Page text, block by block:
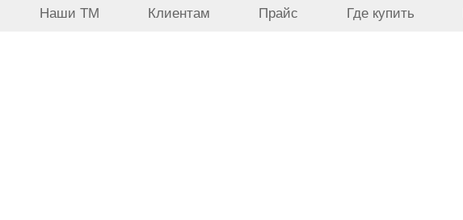
Наши ТМ Клиентам Прайс Где купить